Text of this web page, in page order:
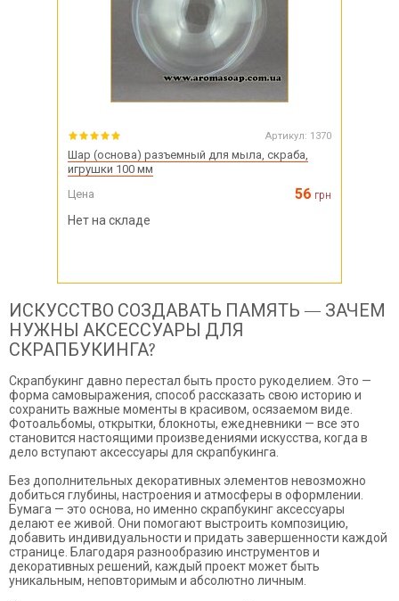
Артикул: 1370
Шар (основа) разъемный для мыла, скраба,
игрушки 100 мм
Цена
56 грн
Нет на складе
ИСКУССТВО СОЗДАВАТЬ ПАМЯТЬ — ЗАЧЕМ
НУЖНЫ АКСЕССУАРЫ ДЛЯ
СКРАПБУКИНГА?
Скрапбукинг давно перестал быть просто рукоделием. Это —
форма самовыражения, способ рассказать свою историю и
сохранить важные моменты в красивом, осязаемом виде.
Фотоальбомы, открытки, блокноты, ежедневники — все это
становится настоящими произведениями искусства, когда в
дело вступают аксессуары для скрапбукинга.
Без дополнительных декоративных элементов невозможно
добиться глубины, настроения и атмосферы в оформлении.
Бумага — это основа, но именно скрапбукинг аксессуары
делают ее живой. Они помогают выстроить композицию,
добавить индивидуальности и придать завершенности каждой
странице. Благодаря разнообразию инструментов и
декоративных решений, каждый проект может быть
уникальным, неповторимым и абсолютно личным.